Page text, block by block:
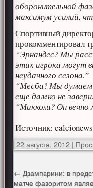
оборонительной
максимум усилий,
Спортивный
прокомментировал
“Эрнандес? Мы
этих игрока могут
неудачного сезона.”
“Месба? Мы думаем
еще далеко не
“Микколи? Он
Источник:
22 августа, 2012 |
← Дзампарини: в
матче фаворитом